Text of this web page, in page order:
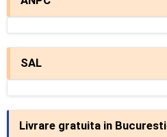
SAL
Livrare gratuita in Bucuresti